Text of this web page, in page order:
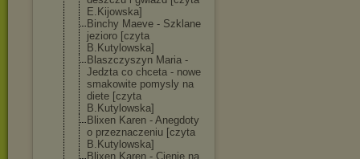
E.Kijowska]
Binchy Maeve - Szklane
jezioro [czyta
B.Kutylowska]
Blaszczyszyn Maria -
Jedzta co chceta - nowe
smakowite pomysly na
diete [czyta
B.Kutylowska]
Blixen Karen - Anegdoty
o przeznaczeniu [czyta
B.Kutylowska]
Blixen Karen - Cienie na